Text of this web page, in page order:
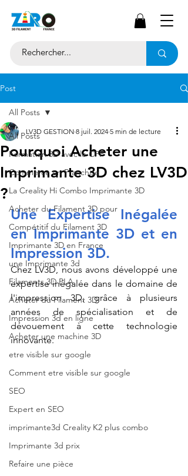
Post
All Posts
Formation 3D avec le CPF
Commerce en Franchise
La Creality Hi Combo Imprimante 3D
Acheter du Filament 3D pour
Compétitif du Filament 3D
Imprimante 3D en France
une Imprimante 3d
Filaments 3D PLA
Acheter du Filament 3D
Impression 3d en ligne
Acheter une machine 3D
etre visible sur google
Comment etre visible sur google
SEO
Expert en SEO
imprimante3d Creality K2 plus combo
Imprimante 3d prix
Refaire une pièce
All Posts
Pourquoi Acheter une
Imprimante 3D chez LV3D
?
LV3D GESTION 8 juil. 2024 5 min de lecture
Une Expertise Inégalée
en Imprimante 3D et en
Impression 3D.
Chez LV3D, nous avons développé une
expertise inégalée dans le domaine de
l'impression 3D, grâce à plusieurs
années de spécialisation et de
dévouement à cette technologie
innovante.